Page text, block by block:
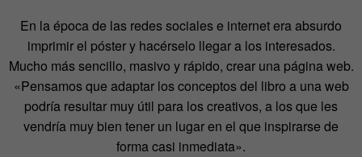
En la época de las redes sociales e internet era absurdo
imprimir el póster y hacérselo llegar a los interesados.
Mucho más sencillo, masivo y rápido, crear una página web.
«Pensamos que adaptar los conceptos del libro a una web
podría resultar muy útil para los creativos, a los que les
vendría muy bien tener un lugar en el que inspirarse de
forma casi inmediata».